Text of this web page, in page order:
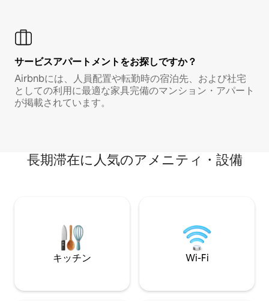
サービスアパートメントをお探しですか？
Airbnbには、人員配置や転勤時の宿泊先、および社宅
としての利用に最適な家具完備のマンション・アパート
が掲載されています。
長期滞在に人気のアメニティ・設備
キッチン Wi-Fi